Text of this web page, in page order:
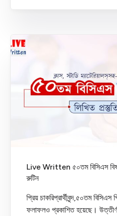
Live Written ৫০তম বিসিএস
রুটিন
প্রিয় চাকরিপ্রার্থীবৃন্দ,৫০তম বিসিএস
ফলাফলও প্রকাশিত হয়েছে।